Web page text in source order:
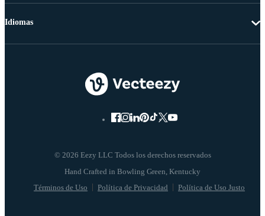
© 2026 Eezy LLC Todos los derechos reservados
Términos de Uso Política de Privacidad Política de Uso Justo
Idiomas